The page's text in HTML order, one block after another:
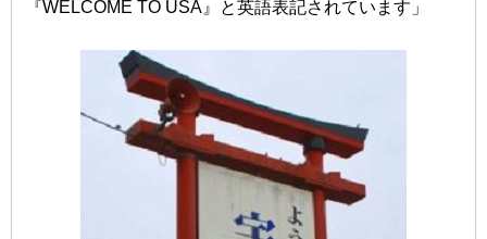
『WELCOME TO USA』と英語表記されています」